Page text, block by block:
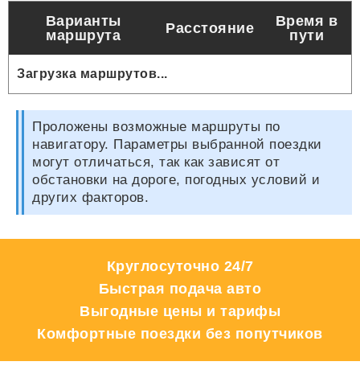
Варианты
маршрута
Расстояние
Время в
пути
Загрузка маршрутов...
Проложены возможные маршруты по
навигатору. Параметры выбранной поездки
могут отличаться, так как зависят от
обстановки на дороге, погодных условий и
других факторов.
Круглосуточно 24/7
Быстрая подача авто
Выгодные цены и тарифы
Комфортные поездки без попутчиков